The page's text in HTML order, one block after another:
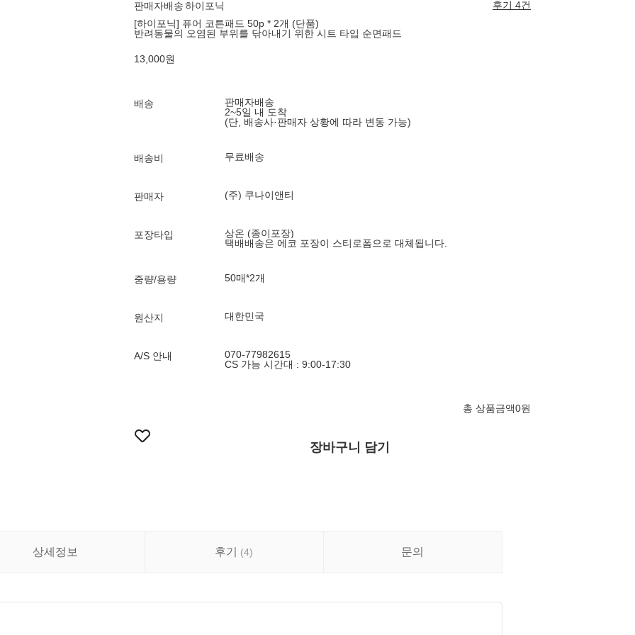
판매자배송하이포닉
후기 4건
[하이포닉] 퓨어 코튼패드 50p * 2개 (단품)
반려동물의 오염된 부위를 닦아내기 위한 시트 타입 순면패드
13,000원
배송
판매자배송
2~5일 내 도착
(단, 배송사·판매자 상황에 따라 변동 가능)
배송비 무료배송
판매자 (주) 쿠나이앤티
포장타입
상온 (종이포장)
택배배송은 에코 포장이 스티로폼으로 대체됩니다.
중량/용량 50매*2개
원산지 대한민국
A/S 안내
070-77982615
CS 가능 시간대 : 9:00-17:30
총 상품금액0원
장바구니 담기
상세정보 후기 (4) 문의